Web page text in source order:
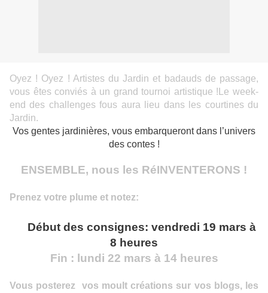
Oyez ! Oyez ! Artistes du Jardin et badauds de passage,
vous êtes conviés à un grand tournoi artistique !Le week-
end des challenges fous aura lieu dans les courtines du
Jardin.
Vos gentes jardinières, vous embarqueront dans l’univers
des contes !
ENSEMBLE, nous les RéINVENTERONS !
Prenez votre plume et notez:
Début des consignes: vendredi 19 mars à
8 heures
Fin : lundi 22 mars à 14 heures
Vous posterez vos moult créations sur vos blogs, les